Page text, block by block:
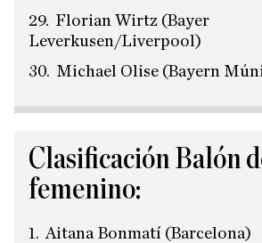
Florian Wirtz (Bayer
Leverkusen/Liverpool)
Michael Olise (Bayern
Clasificación Balón
femenino:
Aitana Bonmatí (Barcelona)